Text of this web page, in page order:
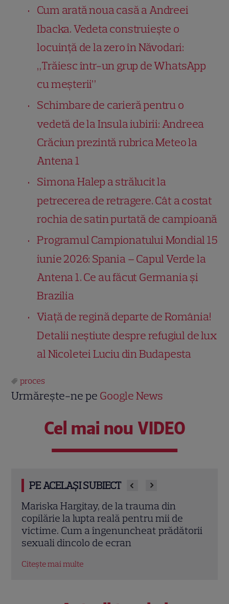
Cum arată noua casă a Andreei
Ibacka. Vedeta construiește o
locuință de la zero în Năvodari:
„Trăiesc într-un grup de WhatsApp
cu meșterii”
Schimbare de carieră pentru o
vedetă de la Insula iubirii: Andreea
Crăciun prezintă rubrica Meteo la
Antena 1
Simona Halep a strălucit la
petrecerea de retragere. Cât a costat
rochia de satin purtată de campioană
Programul Campionatului Mondial 15
iunie 2026: Spania – Capul Verde la
Antena 1. Ce au făcut Germania și
Brazilia
Viață de regină departe de România!
Detalii neștiute despre refugiul de lux
al Nicoletei Luciu din Budapesta
proces
Urmărește-ne pe Google News
Cel mai nou VIDEO
PE ACELAȘI SUBIECT
Nina Dobrev iubește din nou! Cine este
celebrul model cu care actrița din
„Jurnalele Vampirilor” a fost surprinsă în
ipostaze tandre
Citește mai multe